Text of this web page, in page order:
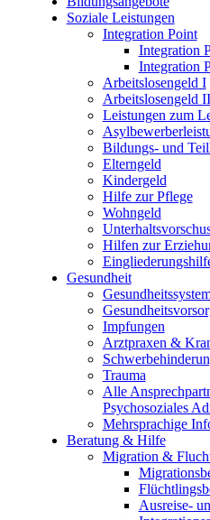
Soziale Leistungen
Integration Point
Integration
Integration
Arbeitslosengeld I
Arbeitslosengeld II
Leistungen zum
Bildungs- und
Elterngeld
Kindergeld
Hilfe zur Pflege
Wohngeld
Hilfen zur
Gesundheit
Impfungen
Arztpraxen &
Trauma
Alle
Psychosoziales
Mehrsprachige
Beratung & Hilfe
Migration &
Ausreise-